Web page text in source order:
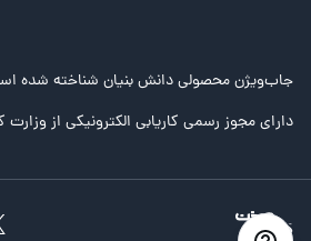
جاب‌ویژن محصولی دانش بنیان شناخته شده
دارای مجوز رسمی کاریابی الکترونیکی از وزارت